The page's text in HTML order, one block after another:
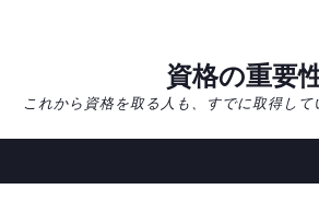
content
資格の重要
これから資格を取る人も、すでに取得し